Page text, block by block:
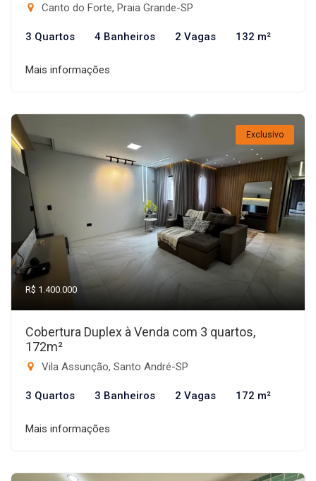
Canto do Forte, Praia Grande-SP
3 Quartos 4 Banheiros 2 Vagas 132 m²
Mais informações
Exclusivo
R$ 1.400.000
Cobertura Duplex à Venda com 3 quartos,
172m²
Vila Assunção, Santo André-SP
3 Quartos 3 Banheiros 2 Vagas 172 m²
Mais informações